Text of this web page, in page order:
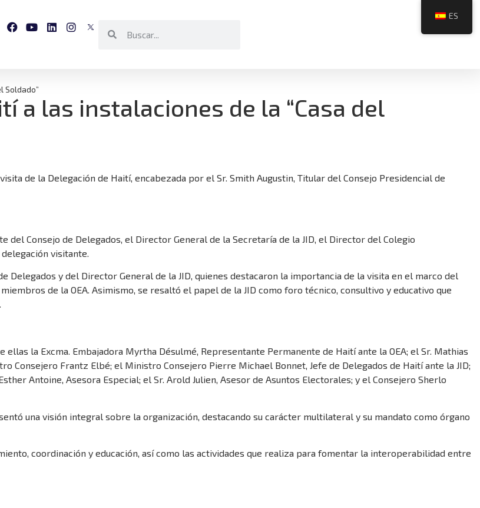
Soldado”
a las instalaciones de la “Casa del
de la Delegación de Haití, encabezada por el Sr. Smith Augustin, Titular del Consejo Presidencial de
Consejo de Delegados, el Director General de la Secretaría de la JID, el Director del Colegio
visitante.
y del Director General de la JID, quienes destacaron la importancia de la visita en el marco del
de la OEA. Asimismo, se resaltó el papel de la JID como foro técnico, consultivo y educativo que
la Excma. Embajadora Myrtha Désulmé, Representante Permanente de Haití ante la OEA; el Sr. Mathias
Consejero Frantz Elbé; el Ministro Consejero Pierre Michael Bonnet, Jefe de Delegados de Haití ante la JID;
Antoine, Asesora Especial; el Sr. Arold Julien, Asesor de Asuntos Electorales; y el Consejero Sherlo
una visión integral sobre la organización, destacando su carácter multilateral y su mandato como órgano
coordinación y educación, así como las actividades que realiza para fomentar la interoperabilidad entre
ES